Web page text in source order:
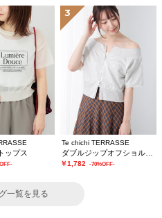
ップス
3
Te chichi TERRASSE
ダブルジップオフショルカットトップス
￥1,782 -70%OFF-
一覧を見る